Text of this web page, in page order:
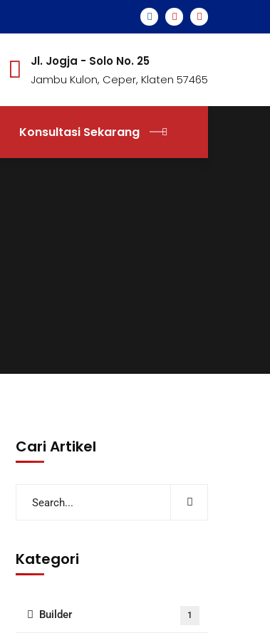
Jl. Jogja - Solo No. 25
Jambu Kulon, Ceper, Klaten 57465
Konsultasi Sekarang
Cari Artikel
Kategori
Builder 1